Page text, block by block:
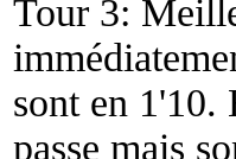
Tour 3:
sont en 1'10.
passe mais